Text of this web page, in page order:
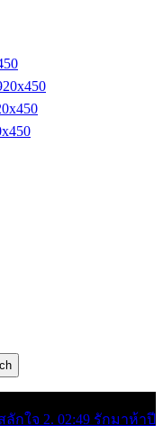
กใจ 2. 02:49 รักมาห้าปี